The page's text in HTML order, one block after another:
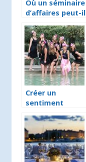
Où un séminaire
d’affaires peut-il
Créer un
sentiment
avec des tee-
shirts
personnalisés